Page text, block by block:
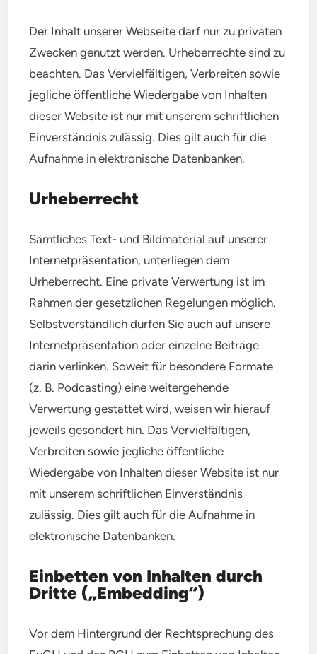
Der Inhalt unserer Webseite darf nur zu privaten
Zwecken genutzt werden. Urheberrechte sind zu
beachten. Das Vervielfältigen, Verbreiten sowie
jegliche öffentliche Wiedergabe von Inhalten
dieser Website ist nur mit unserem schriftlichen
Einverständnis zulässig. Dies gilt auch für die
Aufnahme in elektronische Datenbanken.
Urheberrecht
Sämtliches Text- und Bildmaterial auf unserer
Internetpräsentation, unterliegen dem
Urheberrecht. Eine private Verwertung ist im
Rahmen der gesetzlichen Regelungen möglich.
Selbstverständlich dürfen Sie auch auf unsere
Internetpräsentation oder einzelne Beiträge
darin verlinken. Soweit für besondere Formate
(z. B. Podcasting) eine weitergehende
Verwertung gestattet wird, weisen wir hierauf
jeweils gesondert hin. Das Vervielfältigen,
Verbreiten sowie jegliche öffentliche
Wiedergabe von Inhalten dieser Website ist nur
mit unserem schriftlichen Einverständnis
zulässig. Dies gilt auch für die Aufnahme in
elektronische Datenbanken.
Einbetten von Inhalten durch
Dritte („Embedding“)
Vor dem Hintergrund der Rechtsprechung des